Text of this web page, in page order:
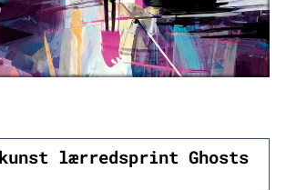
lærredsprint Ghosts